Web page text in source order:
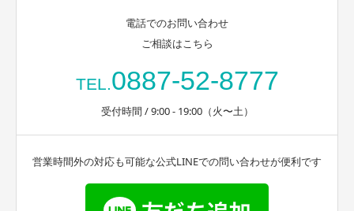
電話でのお問い合わせ
ご相談はこちら
TEL.0887-52-8777
受付時間 / 9:00 - 19:00（火〜土）
営業時間外の対応も可能な公式LINEでの問い合わせが便利です